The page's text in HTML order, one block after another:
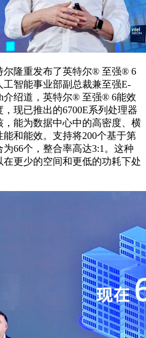
隆重发布了英特尔®️ 至强®️ 6
智能事业部副总裁兼至强E-
介绍道，英特尔®️ 至强®️ 6能效
现已推出的6700E系列处理器
，能为数据中心中的高密度、横
和能效。支持将200个基于第
66个，整合率高达3:1。这种
更少的空间和更低的功耗下处